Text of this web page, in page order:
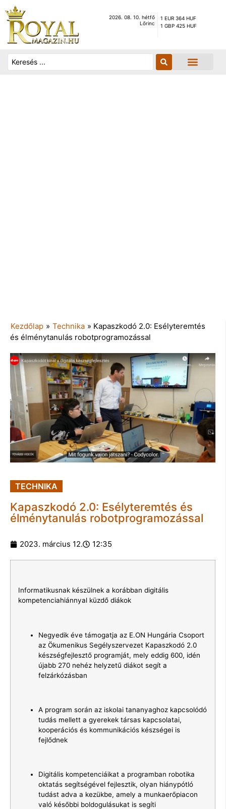
2026. 08. 10. hétfő
Lőrinc
1 EUR 364 HUF
1 GBP 425 HUF
Kezdőlap » Technika » Kapaszkodó 2.0: Esélyteremtés
és élménytanulás robotprogramozással
TECHNIKA
Kapaszkodó 2.0: Esélyteremtés és
élménytanulás robotprogramozással
2023. március 12. 12:35
Informatikusnak készülnek a korábban digitális
kompetenciahiánnyal küzdő diákok
Negyedik éve támogatja az E.ON Hungária Csoport
az Ökumenikus Segélyszervezet Kapaszkodó 2.0
készségfejlesztő programját, mely eddig 600, idén
újabb 270 nehéz helyzetű diákot segít a
felzárkózásban
A program során az iskolai tananyaghoz kapcsolódó
tudás mellett a gyerekek társas kapcsolatai,
kooperációs és kommunikációs készségei is
fejlődnek
Digitális kompetenciáikat a programban robotika
oktatás segítségével fejlesztik, olyan hiánypótló
tudást adva a kezükbe, amely a munkaerőpiacon
való későbbi boldogulásukat is segíti